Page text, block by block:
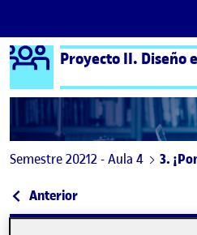
Saltar al contenido
Logo Ágora
Proyecto II. Diseño
Semestre 20212 - Aula 4 3. ¡Ponle
Navegación
Anterior: Anna León –